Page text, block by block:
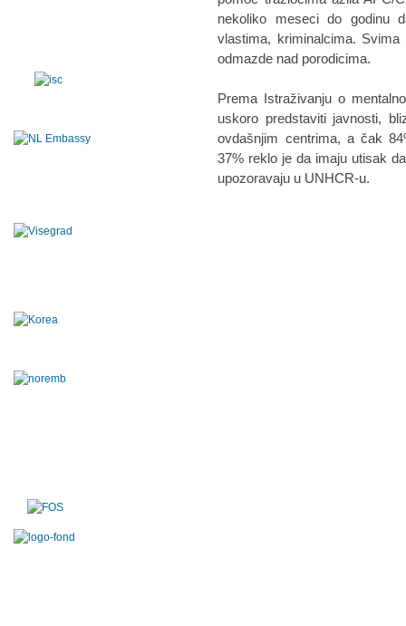
nekoliko meseci do godinu
vlastima, kriminalcima.
odmazde nad porodicima.
Prema Istraživanju o
uskoro predstaviti javnosti,
ovdašnjim centrima, a čak
37% reklo je da imaju utisak
upozoravaju u UNHCR-u.